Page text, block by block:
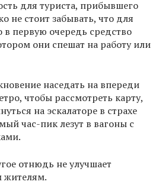
для туриста, прибывшего
не стоит забывать, что для
в первую очередь средство
они спешат на работу или
наседать на впереди
чтобы рассмотреть карту,
на эскалаторе в страхе
час-пик лезут в вагоны с
отнюдь не улучшает
жителям.